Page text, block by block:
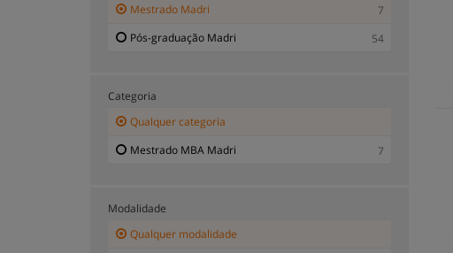
Mestrado Madri
7
Pós-graduação Madri
54
Categoria
Qualquer categoria
Mestrado MBA Madri
7
Modalidade
Qualquer modalidade